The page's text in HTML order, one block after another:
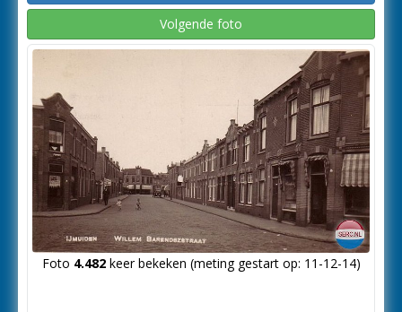
Volgende foto
Foto 4.482keer bekeken (meting gestart op: 11-12-14)